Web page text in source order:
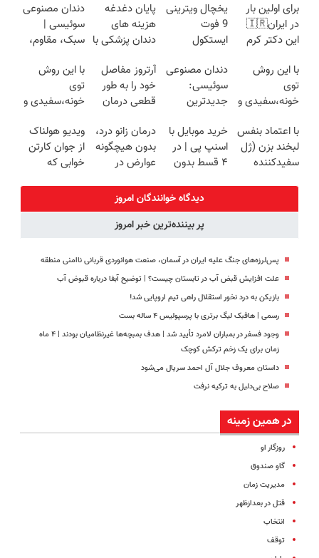
برای اولین بار
در ایران🇮🇷
این دکتر کرم
روزه ساخت!
یخچال ویترینی
9 فوت
ایستکول
پایان دغدغه
هزینه های
دندان پزشکی با
کننده خانگی
دندان مصنوعی
سوئیسی |
سبک، مقاوم،
رایگان+پرداخت
اقساطی😍
با این روش
توی
خونه،سفیدی و
برگردون
(40%off)
دندان مصنوعی
سوئیسی:
جدیدترین
سبک و مقاوم |
پرداخت قسطی
آرتروز مفاصل
خود را به طور
قطعی درمان
◗پرسش‌نامه◖
با این روش
توی
خونه،سفیدی و
برگردون(40%off)
با اعتماد بنفس
لبخند بزن (ژل
سفیدکننده
خرید موبایل با
اسنپ پی | در
۴ قسط بدون
درمان زانو درد،
بدون هیچگونه
عوارض در
(◂پرسش‌نامه)
ویدیو هولناک
از جوان کارتن
خوابی که
دیدگاه خوانندگان امروز
پر بیننده‌ترین خبر امروز
پس‌لرزه‌های جنگ علیه ایران در آسمان، صنعت هوانوردی قربانی ناامنی منطقه
علت افزایش قبض آب در تابستان چیست؟ | توضیح آبفا درباره قبوض آب
بازیکن به درد نخور استقلال راهی تیم اروپایی شد!
رسمی | هافبک لیگ برتری با پرسپولیس ۴ ساله بست
وجود فسفر در بمباران لامرد تأیید شد | هدف بمبچه‌ها غیرنظامیان بودند | ۴ ماه
زمان برای یک زخم ترکش کوچک
داستان معروف جلال آل احمد سریال می‌شود
صلاح بی‌دلیل به ترکیه نرفت
در همین زمینه
روزگار او
گاو صندوق
مدیریت زمان
قتل در بعدازظهر
انتخاب
توقف